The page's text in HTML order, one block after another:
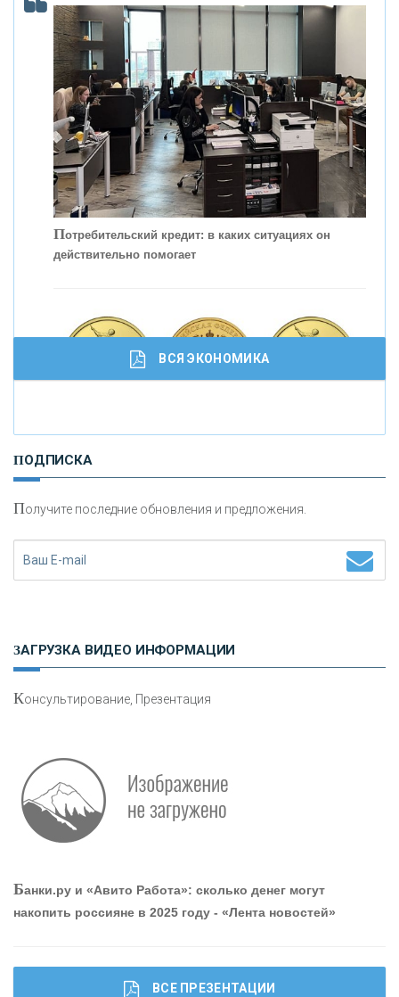
Скорость - один из главных трендов в
кредитовании бизнеса - «Интервью»
Работа мечты. Что банки делают для того, чтобы
привлечь и удержать персонал - «Интервью»
Потребительский кредит: в каких ситуациях он
действительно помогает
И
сохранения и увеличения капитала
ВСЯ ЭКОНОМИКА
ПОДПИСКА
Получите последние обновления и предложения.
ЗАГРУЗКА ВИДЕО ИНФОРМАЦИИ
Консультирование, Презентация
Банки.ру и «Авито Работа»: сколько денег могут
накопить россияне в 2025 году - «Лента новостей»
ВСЕ ПРЕЗЕНТАЦИИ